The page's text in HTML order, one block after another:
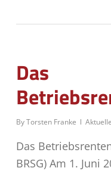
Das
ByTorsten Franke
Das
BRSG) Am 1. Juni